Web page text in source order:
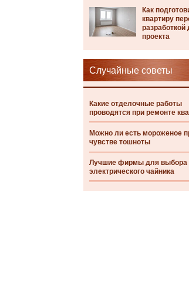
Как
квартиру
разработкой
проекта
Случайные советы
Какие отделочные работы
проводятся при ремонте
Можно ли есть мороженое
чувстве тошноты
Лучшие фирмы для выбора
электрического чайника